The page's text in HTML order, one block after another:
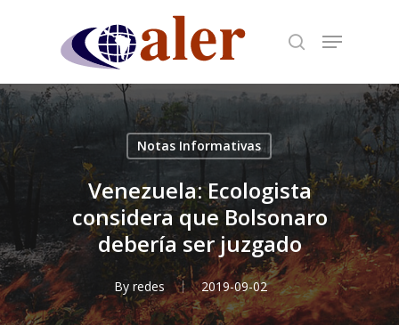
content
Notas Informativas
Venezuela: Ecologista
considera que Bolsonaro
debería ser juzgado
By redes 2019-09-02